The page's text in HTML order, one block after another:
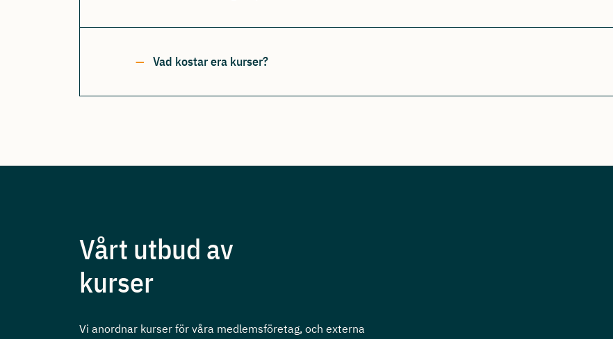
Vad kostar era kurser?
Vårt utbud av
kurser
Vi anordnar kurser för våra medlemsföretag, och externa